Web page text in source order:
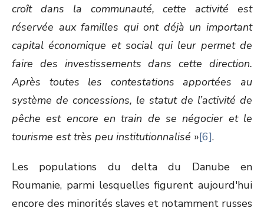
croît dans la communauté, cette activité est
réservée aux familles qui ont déjà un important
capital économique et social qui leur permet de
faire des investissements dans cette direction.
Après toutes les contestations apportées au
système de concessions, le statut de l’activité de
pêche est encore en train de se négocier et le
tourisme est très peu institutionnalisé »[6].
Les populations du delta du Danube en
Roumanie, parmi lesquelles figurent aujourd'hui
encore des minorités slaves et notamment russes